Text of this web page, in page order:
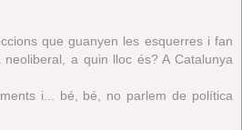
que guanyen les esquerres i fan
a quin lloc és? A Catalunya
i... bé, bé, no parlem de política